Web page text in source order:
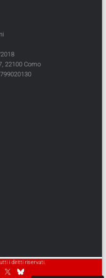
22100 Como
i diritti riservati.